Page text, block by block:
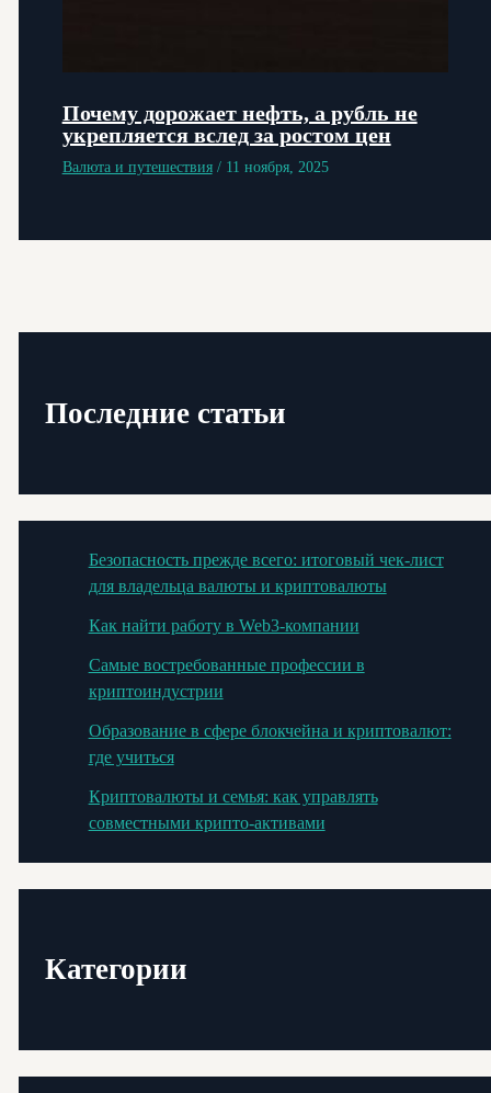
Последние статьи
Безопасность прежде всего: итоговый чек-лист
для владельца валюты и криптовалюты
Как найти работу в Web3-компании
Самые востребованные профессии в
криптоиндустрии
Образование в сфере блокчейна и криптовалют:
где учиться
Криптовалюты и семья: как управлять
совместными крипто-активами
Категории
Почему дорожает нефть, а рубль не
укрепляется вслед за ростом цен
Валюта и путешествия/ 11 ноября, 2025